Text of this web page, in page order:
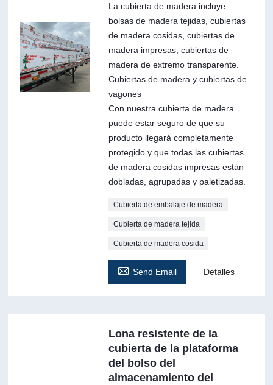
La cubierta de madera incluye
bolsas de madera tejidas, cubiertas
de madera cosidas, cubiertas de
madera impresas, cubiertas de
madera de extremo transparente.
Cubiertas de madera y cubiertas de
vagones
Con nuestra cubierta de madera
puede estar seguro de que su
producto llegará completamente
protegido y que todas las cubiertas
de madera cosidas impresas están
dobladas, agrupadas y paletizadas.
Cubierta de embalaje de madera
Cubierta de madera tejida
Cubierta de madera cosida
 Send Email Detalles
Lona resistente de la
cubierta de la plataforma
del bolso del
almacenamiento del